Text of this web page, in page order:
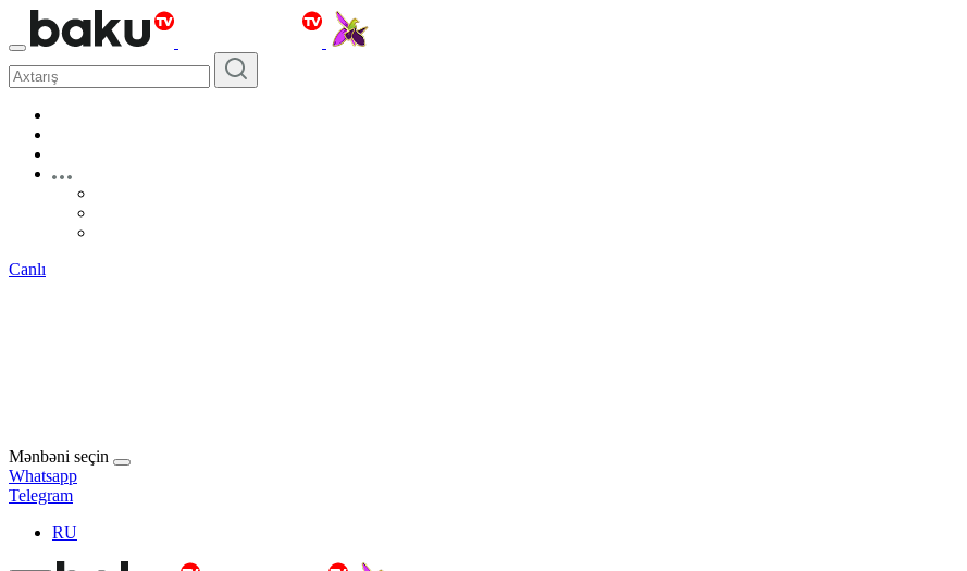
Canlı
Mənbəni seçin
Whatsapp
Telegram
RU